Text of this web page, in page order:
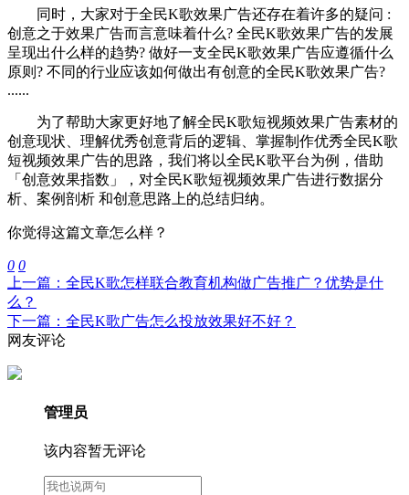
同时，大家对于全民K歌效果广告还存在着许多的疑问 :
创意之于效果广告而言意味着什么? 全民K歌效果广告的发展
呈现出什么样的趋势? 做好一支全民K歌效果广告应遵循什么
原则? 不同的行业应该如何做出有创意的全民K歌效果广告?
......
为了帮助大家更好地了解全民K歌短视频效果广告素材的
创意现状、理解优秀创意背后的逻辑、掌握制作优秀全民K歌
短视频效果广告的思路，我们将以全民K歌平台为例，借助
「创意效果指数」，对全民K歌短视频效果广告进行数据分
析、案例剖析 和创意思路上的总结归纳。
你觉得这篇文章怎么样？
0 0
上一篇：全民K歌怎样联合教育机构做广告推广？优势是什
么？
下一篇：全民K歌广告怎么投放效果好不好？
网友评论
管理员
该内容暂无评论